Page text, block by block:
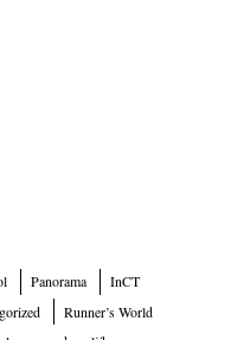
Panorama
InCT
Runner’s World